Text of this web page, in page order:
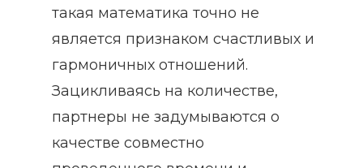
такая математика точно не
является признаком счастливых и
гармоничных отношений.
Зацикливаясь на количестве,
партнеры не задумываются о
качестве совместно